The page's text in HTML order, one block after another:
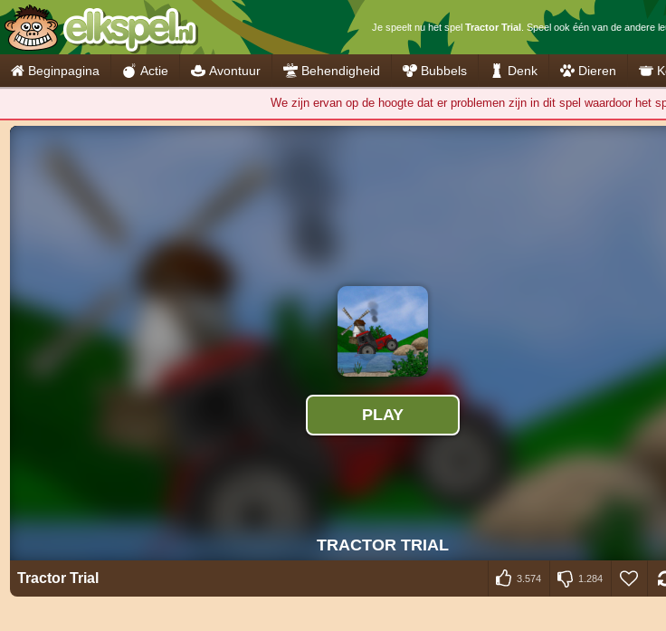
Je speelt nu het spel Tractor Trial . Speel ook één van de andere
Beginpagina Actie Avontuur Behendigheid Bubbels Denk Dieren
We zijn ervan op de hoogte dat er problemen zijn in dit spel waardoor het
Tractor Trial 3.574 1.284